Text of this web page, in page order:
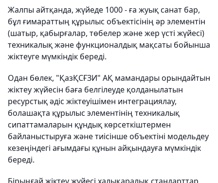
Жалпы айтқанда, жүйеде 1000 - ға жуық санат бар,
бұл ғимараттың құрылыс объектісінің әр элементін
(шатыр, қабырғалар, төбелер және жер үсті жүйесі)
техникалық және функционалдық мақсаты бойынша
жіктеуге мүмкіндік береді.
Одан бөлек, "ҚазҚСҒЗИ" АҚ мамандары орындайтын
жіктеу жүйесін баға белгілеуде қолданылатын
ресурстық әдіс жіктеуішімен интеграциялау,
болашақта құрылыс элементінің техникалық
сипаттамаларын құндық көрсеткіштермен
байланыстыруға және тиісінше объектіні модельдеу
кезеңіндегі ағымдағы құнын айқындауға мүмкіндік
береді.